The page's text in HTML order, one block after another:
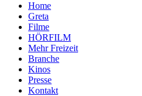
Home
Greta
Filme
HÖRFILM
Mehr Freizeit
Branche
Kinos
Presse
Kontakt